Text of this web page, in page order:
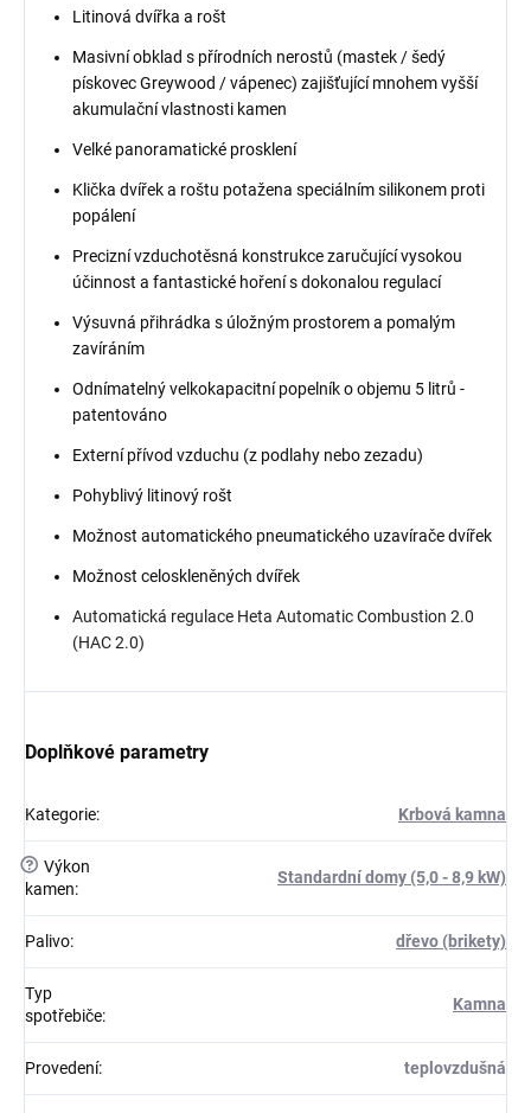
Litinová dvířka a rošt
Masivní obklad s přírodních nerostů (mastek / šedý
pískovec Greywood / vápenec) zajišťující mnohem vyšší
akumulační vlastnosti kamen
Velké panoramatické prosklení
Klička dvířek a roštu potažena speciálním silikonem proti
popálení
Precizní vzduchotěsná konstrukce zaručující vysokou
účinnost a fantastické hoření s dokonalou regulací
Výsuvná přihrádka s úložným prostorem a pomalým
zavíráním
Odnímatelný velkokapacitní popelník o objemu 5 litrů -
patentováno
Externí přívod vzduchu (z podlahy nebo zezadu)
Pohyblivý litinový rošt
Možnost automatického pneumatického uzavírače dvířek
Možnost celoskleněných dvířek
Automatická regulace Heta Automatic Combustion 2.0
(HAC 2.0)
Doplňkové parametry
Kategorie: Krbová kamna
? Výkon
kamen:
Standardní domy (5,0 - 8,9 kW)
Palivo: dřevo (brikety)
Typ
spotřebiče:
Kamna
Provedení: teplovzdušná